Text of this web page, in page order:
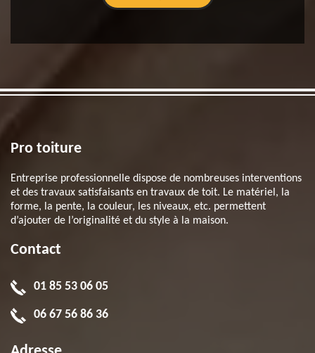
Pro toiture
Entreprise professionnelle dispose de nombreuses interventions
et des travaux satisfaisants en travaux de toit. Le matériel, la
forme, la pente, la couleur, les niveaux, etc. permettent
d’ajouter de l’originalité et du style à la maison.
Contact
01 85 53 06 05
06 67 56 86 36